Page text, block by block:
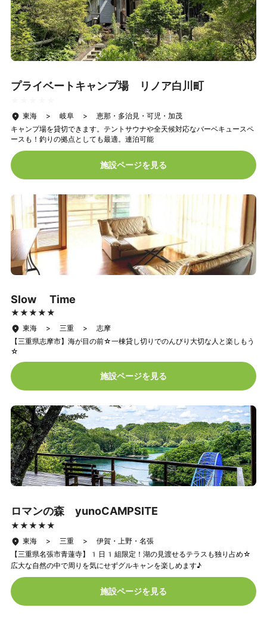
プライベートキャンプ場 リノア白川町
東海 > 岐阜 > 恵那・多治見・可児・加茂
キャンプ場を貸切できます。テントサウナや全天候対応なバーベキュースペ
ースも！釣りの拠点としても最適。連泊可能
施設ページを見る
Slow Time
★★★★★
★★★★★
東海 > 三重 > 志摩
【三重県志摩市】海が目の前☆一棟貸し切りでのんびり大切な人と楽しもう
☆
施設ページを見る
ロマンの森 yunoCAMPSITE
★★★★★
★★★★★
東海 > 三重 > 伊賀・上野・名張
【三重県名張市青蓮寺】1日1組限定！湖の見渡せるテラスも独り占め☆
広大な自然の中で周りを気にせずグルキャンを楽しめます♪
施設ページを見る